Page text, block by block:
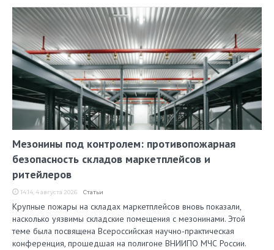
Мезонины под контролем: противопожарная
безопасность складов маркетплейсов и
ритейлеров
14:14, 4 августа 2026 Статьи
Крупные пожары на складах маркетплейсов вновь показали,
насколько уязвимы складские помещения с мезонинами. Этой
теме была посвящена Всероссийская научно-практическая
конференция, прошедшая на полигоне ВНИИПО МЧС России.